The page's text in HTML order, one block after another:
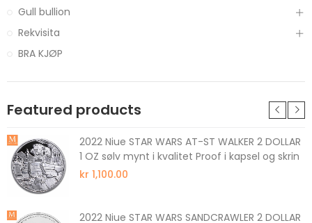
Gull bullion
Rekvisita
BRA KJØP
Featured products
2022 Niue STAR WARS AT-ST WALKER 2 DOLLAR
1 OZ sølv mynt i kvalitet Proof i kapsel og skrin
kr 1,100.00
2022 Niue STAR WARS SANDCRAWLER 2 DOLLAR